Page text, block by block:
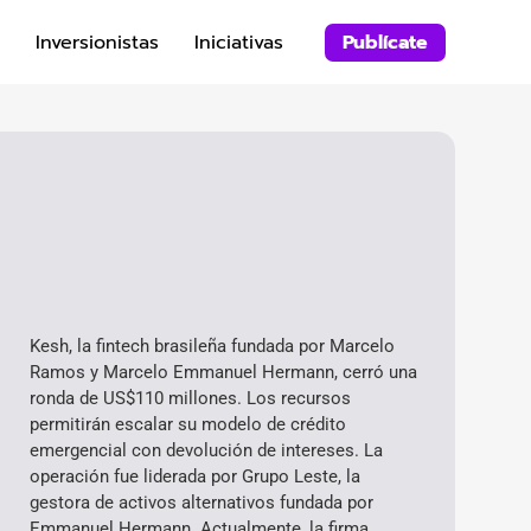
Inversionistas Iniciativas Publícate
Kesh, la fintech brasileña fundada por Marcelo
Ramos y Marcelo Emmanuel Hermann, cerró una
ronda de US$110 millones. Los recursos
permitirán escalar su modelo de crédito
emergencial con devolución de intereses. La
operación fue liderada por Grupo Leste, la
gestora de activos alternativos fundada por